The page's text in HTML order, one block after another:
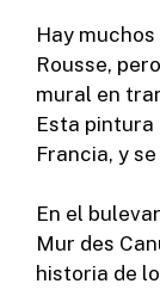
Hay
Rousse,
mural en
Esta pintura
Francia, y
En el
Mur des
historia de